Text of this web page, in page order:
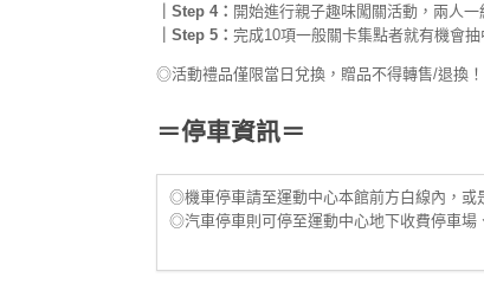
｜Step 4： 開始進行親子趣味闖關活動，兩人
｜Step 5： 完成10項一般關卡集點者就有機會
◎活動禮品僅限當日兌換，贈品不得轉售/退換！
＝停車資訊＝
◎機車停車請至運動中心本館前方白線內，或
◎汽車停車則可停至運動中心地下收費停車場